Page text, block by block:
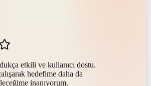
etkili ve kullanıcı dostu.
hedefime daha da
inanıyorum.